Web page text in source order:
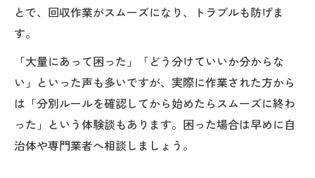
とで、回収作業がスムーズになり、トラブルも防げま
す。
「大量にあって困った」「どう分けていいか分からな
い」といった声も多いですが、実際に作業された方から
は「分別ルールを確認してから始めたらスムーズに終わ
った」という体験談もあります。困った場合は早めに自
治体や専門業者へ相談しましょう。